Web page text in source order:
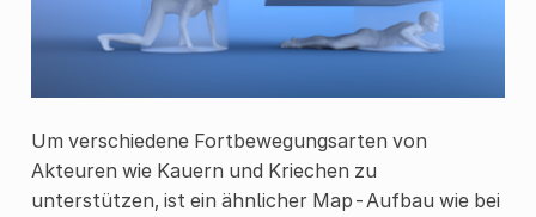
Um verschiedene Fortbewegungsarten von
Akteuren wie Kauern und Kriechen zu
unterstützen, ist ein ähnlicher Map-Aufbau wie bei